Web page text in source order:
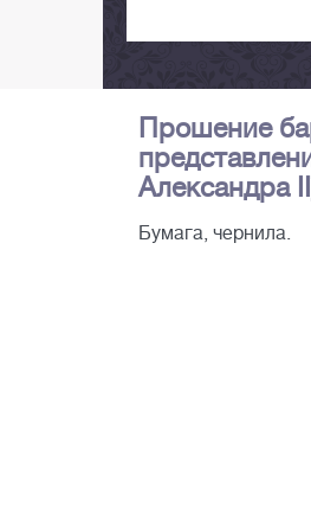
Прошение
Александра
Бумага, чернила.